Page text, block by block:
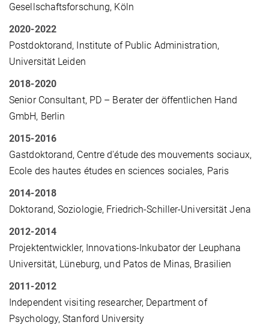
Gesellschaftsforschung, Köln
2020-2022
Postdoktorand, Institute of Public Administration,
Universität Leiden
2018-2020
Senior Consultant, PD – Berater der öffentlichen Hand
GmbH, Berlin
2015-2016
Gastdoktorand, Centre d'étude des mouvements sociaux,
Ecole des hautes études en sciences sociales, Paris
2014-2018
Doktorand, Soziologie, Friedrich-Schiller-Universität Jena
2012-2014
Projektentwickler, Innovations-Inkubator der Leuphana
Universität, Lüneburg, und Patos de Minas, Brasilien
2011-2012
Independent visiting researcher, Department of
Psychology, Stanford University